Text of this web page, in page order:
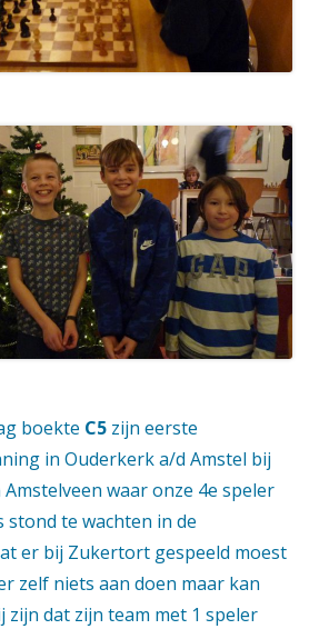
boekte C5 zijn eerste
in Ouderkerk a/d Amstel bij
Amstelveen waar onze 4e speler
stond te wachten in de
er bij Zukertort gespeeld moest
zelf niets aan doen maar kan
zijn dat zijn team met 1 speler